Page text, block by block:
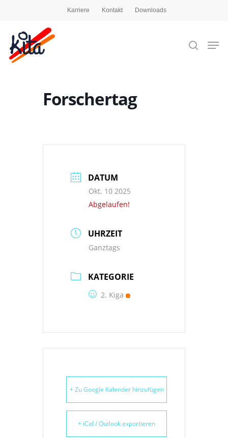
Karriere Kontakt Downloads
Forschertag
DATUM
Okt. 10 2025
Abgelaufen!
UHRZEIT
Ganztags
KATEGORIE
2. Kiga
+ Zu Google Kalender hinzufügen
+ iCal / Outlook exportieren